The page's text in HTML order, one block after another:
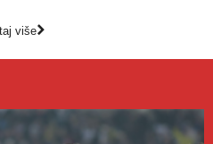
više